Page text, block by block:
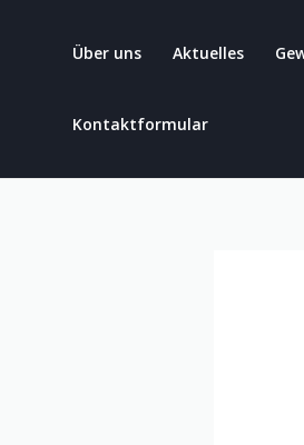
Über uns Aktuelles
Kontaktformular